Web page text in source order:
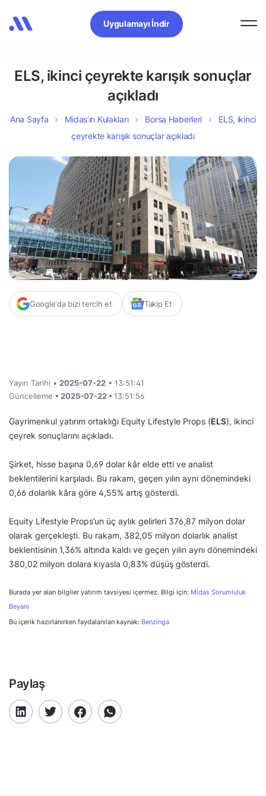
Uygulamayı İndir
ELS, ikinci çeyrekte karışık sonuçlar
açıkladı
Ana Sayfa Midas’ın Kulakları Borsa Haberleri
ELS, ikinci
çeyrekte karışık sonuçlar açıkladı
Google'da bizi tercih et Takip Et
Yayın Tarihi • 2025-07-22 • 13:51:41
Güncelleme • 2025-07-22 • 13:51:56
Gayrimenkul yatırım ortaklığı Equity Lifestyle Props (ELS), ikinci
çeyrek sonuçlarını açıkladı.
Şirket, hisse başına 0,69 dolar kâr elde etti ve analist
beklentilerini karşıladı. Bu rakam, geçen yılın aynı dönemindeki
0,66 dolarlık kâra göre 4,55% artış gösterdi.
Equity Lifestyle Props’un üç aylık gelirleri 376,87 milyon dolar
olarak gerçekleşti. Bu rakam, 382,05 milyon dolarlık analist
beklentisinin 1,36% altında kaldı ve geçen yılın aynı dönemindeki
380,02 milyon dolara kıyasla 0,83% düşüş gösterdi.
Burada yer alan bilgiler yatırım tavsiyesi içermez. Bilgi için: Midas Sorumluluk
Beyanı
Bu içerik hazırlanırken faydalanılan kaynak: Benzinga
Paylaş